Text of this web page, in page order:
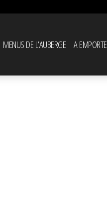
MENUS DE L’AUBERGE A